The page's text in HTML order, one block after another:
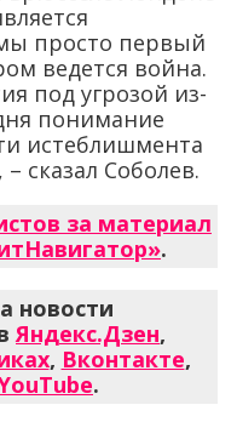
просто первый
ведется война.
под угрозой из-
понимание
истеблишмента
сказал Соболев.
за материал
.
новости
Яндекс.Дзен,
, Вконтакте,
.